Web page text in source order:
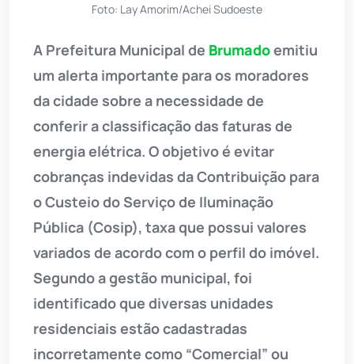
Foto: Lay Amorim/Achei Sudoeste
A Prefeitura Municipal de Brumadoemitiu
um alerta importante para os moradores
da cidade sobre a necessidade de
conferir a classificação das faturas de
energia elétrica. O objetivo é evitar
cobranças indevidas da Contribuição para
o Custeio do Serviço de Iluminação
Pública (Cosip), taxa que possui valores
variados de acordo com o perfil do imóvel.
Segundo a gestão municipal, foi
identificado que diversas unidades
residenciais estão cadastradas
incorretamente como “Comercial” ou